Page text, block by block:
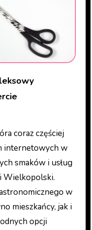
coraz częściej
internetowych w
smaków i usług
Wielkopolski.
w
mieszkańcy, jak i
opcji